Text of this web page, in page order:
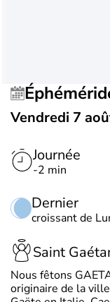
Vendredi 7
Journée
-2 min
Dernier
croissant de
Saint
Nous fêtons
originaire de la